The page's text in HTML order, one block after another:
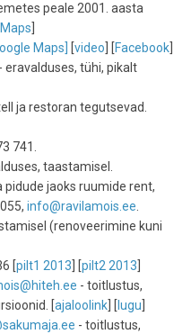
peale 2001. aasta
Maps] [video ] [Facebook
- eravalduses, tühi, pikalt
ja restoran tegutsevad.
741.
taastamisel.
pidude jaoks ruumide rent,
info@ravilamois.ee.
(renoveerimine kuni
[pilt1 2013 ] [pilt2 2013
- toitlustus,
[ajaloolink ] [ lugu
- toitlustus,